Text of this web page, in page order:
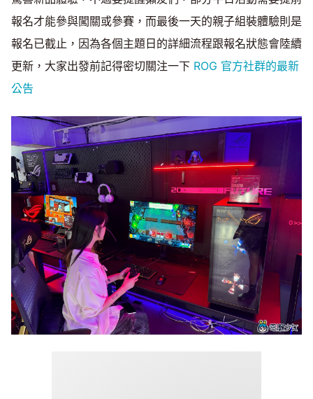
報名才能參與闖關或參賽，而最後一天的親子組裝體驗則是
報名已截止，因為各個主題日的詳細流程跟報名狀態會陸續
更新，大家出發前記得密切關注一下 ROG 官方社群的最新
公告